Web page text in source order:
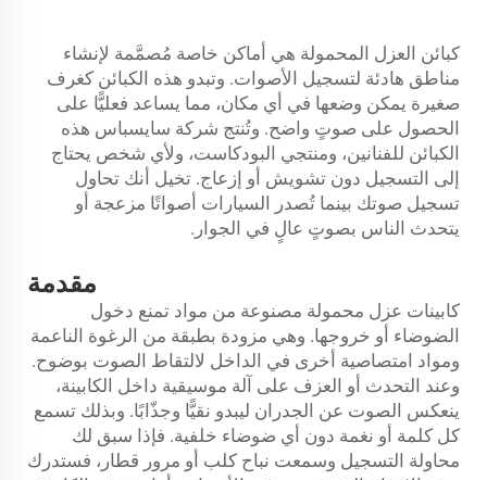
كبائن العزل المحمولة هي أماكن خاصة مُصمَّمة لإنشاء
مناطق هادئة لتسجيل الأصوات. وتبدو هذه الكبائن كغرف
صغيرة يمكن وضعها في أي مكان، مما يساعد فعليًّا على
الحصول على صوتٍ واضح. وتُنتج شركة سايسباس هذه
الكبائن للفنانين، ومنتجي البودكاست، ولأي شخص يحتاج
إلى التسجيل دون تشويش أو إزعاج. تخيل أنك تحاول
تسجيل صوتك بينما تُصدر السيارات أصواتًا مزعجة أو
يتحدث الناس بصوتٍ عالٍ في الجوار.
مقدمة
كابينات عزل محمولة مصنوعة من مواد تمنع دخول
الضوضاء أو خروجها. وهي مزودة بطبقة من الرغوة الناعمة
ومواد امتصاصية أخرى في الداخل لالتقاط الصوت بوضوح.
وعند التحدث أو العزف على آلة موسيقية داخل الكابينة،
ينعكس الصوت عن الجدران ليبدو نقيًّا وجذّابًا. وبذلك تسمع
كل كلمة أو نغمة دون أي ضوضاء خلفية. فإذا سبق لك
محاولة التسجيل وسمعت نباح كلب أو مرور قطار، فستدرك